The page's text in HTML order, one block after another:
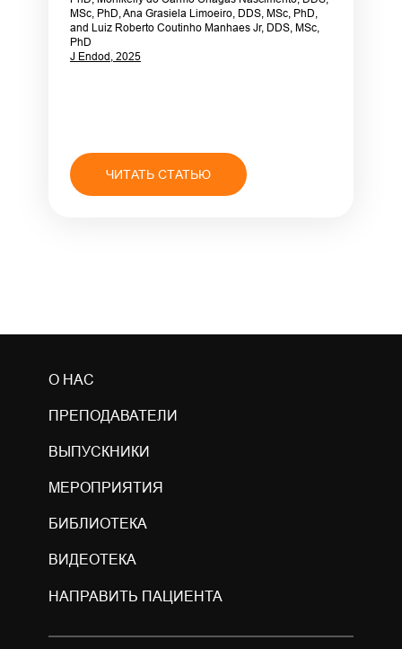
MSc, PhD, Ana Grasiela Limoeiro, DDS, MSc, PhD,
and Luiz Roberto Coutinho Manhaes Jr, DDS, MSc,
PhD
J Endod, 2025
ЧИТАТЬ СТАТЬЮ
О НАС
ПРЕПОДАВАТЕЛИ
МЕРОПРИЯТИЯ
ВИДЕОТЕКА
БИБЛИОТЕКА
НАПРАВИТЬ ПАЦИЕНТА
ВЫПУСКНИКИ